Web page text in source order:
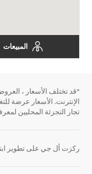
المبيعات
*قد تختلف الأسعار ،
الإنترنت. الأسعار عرضة
تجار التجزئة المحليين